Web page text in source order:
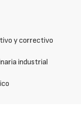
y correctivo
industrial